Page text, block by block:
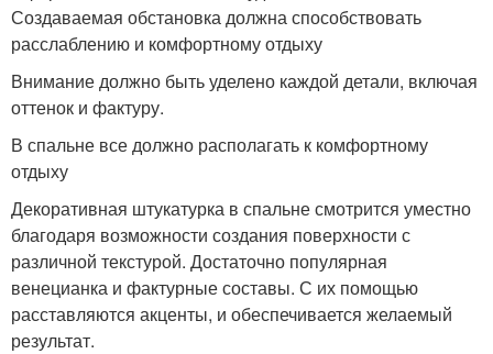
Создаваемая обстановка должна способствовать
расслаблению и комфортному отдыху
Внимание должно быть уделено каждой детали, включая
оттенок и фактуру.
В спальне все должно располагать к комфортному
отдыху
Декоративная штукатурка в спальне смотрится уместно
благодаря возможности создания поверхности с
различной текстурой. Достаточно популярная
венецианка и фактурные составы. С их помощью
расставляются акценты, и обеспечивается желаемый
результат.